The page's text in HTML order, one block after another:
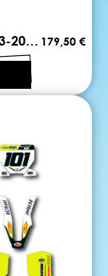
MX Grafiche HUSQVARNA 250 TC 2023-2024 DUAL 179,50 €